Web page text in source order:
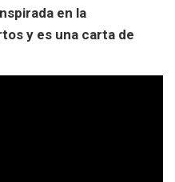
en la
y es una carta de